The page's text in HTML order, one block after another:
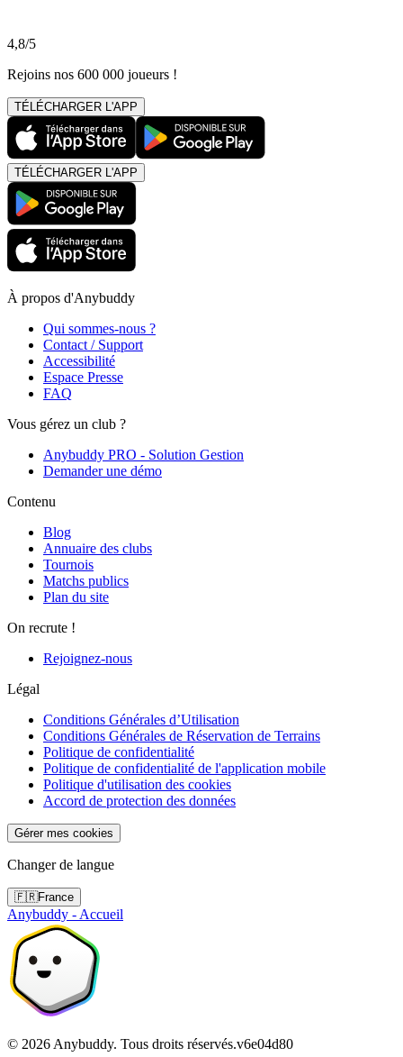
4,8/5
Rejoins nos 600 000 joueurs !
TÉLÉCHARGER L'APP
TÉLÉCHARGER L'APP
À propos d'Anybuddy
Qui sommes-nous ?
Contact / Support
Accessibilité
Espace Presse
FAQ
Vous gérez un club ?
Anybuddy PRO - Solution Gestion
Demander une démo
Contenu
Blog
Annuaire des clubs
Tournois
Matchs publics
Plan du site
On recrute !
Rejoignez-nous
Légal
Conditions Générales d’Utilisation
Conditions Générales de Réservation de Terrains
Politique de confidentialité
Politique de confidentialité de l'application mobile
Politique d'utilisation des cookies
Accord de protection des données
Gérer mes cookies
Changer de langue
🇫🇷France
Anybuddy - Accueil
© 2026 Anybuddy. Tous droits réservés.v6e04d80